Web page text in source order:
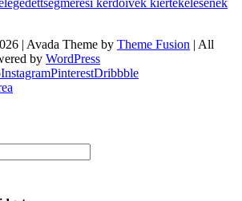
kérdőívek kiértékelésének
| Avada Theme by Theme Fusion | All
by WordPress
InstagramPinterestDribbble